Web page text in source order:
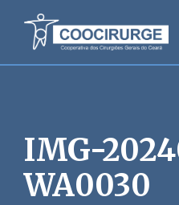
IMG-
WA0030